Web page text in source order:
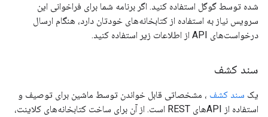
شده توسط گوگل استفاده کنید. اگر برنامه شما برای فراخوانی این
سرویس نیاز به استفاده از کتابخانه‌های خودتان دارد، هنگام ارسال
درخواست‌های API از اطلاعات زیر استفاده کنید.
سند کشف
یک سند کشف ، مشخصاتی قابل خواندن توسط ماشین برای توصیف و
استفاده از APIهای REST است. از آن برای ساخت کتابخانه‌های کلاینت،